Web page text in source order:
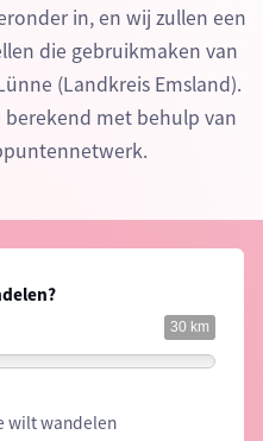
in, en wij zullen een
die gebruikmaken van
(Landkreis Emsland).
met behulp van
30 km
wilt wandelen